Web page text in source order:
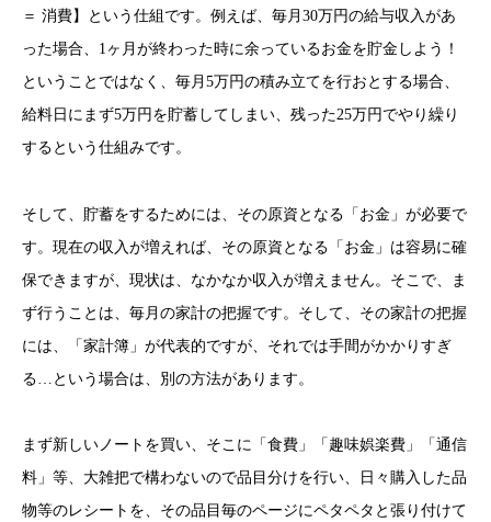
＝ 消費】という仕組です。例えば、毎月30万円の給与収入があ
った場合、1ヶ月が終わった時に余っているお金を貯金しよう！
ということではなく、毎月5万円の積み立てを行おとする場合、
給料日にまず5万円を貯蓄してしまい、残った25万円でやり繰り
するという仕組みです。
そして、貯蓄をするためには、その原資となる「お金」が必要で
す。現在の収入が増えれば、その原資となる「お金」は容易に確
保できますが、現状は、なかなか収入が増えません。そこで、ま
ず行うことは、毎月の家計の把握です。そして、その家計の把握
には、「家計簿」が代表的ですが、それでは手間がかかりすぎ
る…という場合は、別の方法があります。
まず新しいノートを買い、そこに「食費」「趣味娯楽費」「通信
料」等、大雑把で構わないので品目分けを行い、日々購入した品
物等のレシートを、その品目毎のページにペタペタと張り付けて